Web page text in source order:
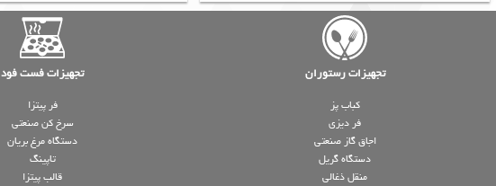
تجهیزات رستوران تجهیزات فست فود
کباب پز
فر دیزی
اجاق گاز صنعتی
دستگاه گریل
منقل ذغالی
فر پیتزا
سرخ کن صنعتی
دستگاه مرغ بریان
تاپینگ
قالب پیتزا